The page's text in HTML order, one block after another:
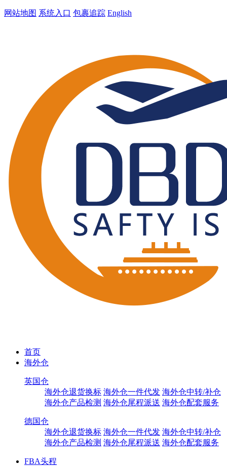
网站地图 系统入口 包裹追踪 English
首页
海外仓
英国仓
海外仓退货换标 海外仓一件代发 海外仓中转/补仓
海外仓产品检测 海外仓尾程派送 海外仓配套服务
德国仓
海外仓退货换标 海外仓一件代发 海外仓中转/补仓
海外仓产品检测 海外仓尾程派送 海外仓配套服务
FBA头程